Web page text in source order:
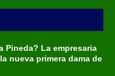
Pineda? La empresaria
nueva primera dama de